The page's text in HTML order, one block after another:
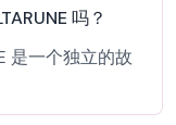
吗？
是一个独立的故